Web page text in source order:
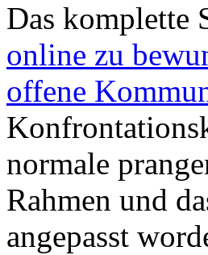
Das komplette
online zu
offene
normale
Rahmen und
angepasst